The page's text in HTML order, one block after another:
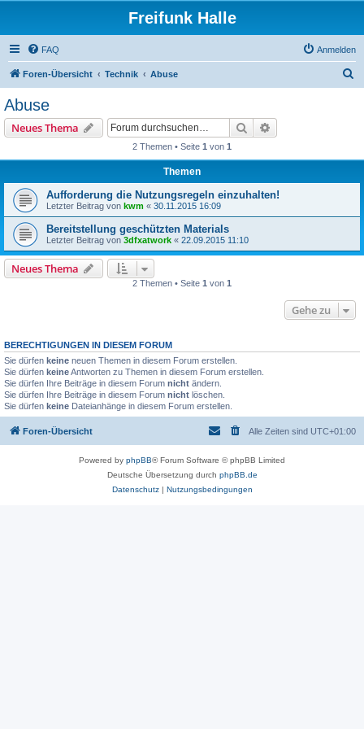
Freifunk Halle
FAQ Anmelden
Foren-Übersicht Technik Abuse
Abuse
Neues Thema Suche
2 Themen • Seite 1 von 1
Themen
Aufforderung die Nutzungsregeln einzuhalten!
Letzter Beitrag von kwm « 30.11.2015 16:09
Bereitstellung geschützten Materials
Letzter Beitrag von 3dfxatwork « 22.09.2015 11:10
Neues Thema
2 Themen • Seite 1 von 1
Gehe zu
BERECHTIGUNGEN IN DIESEM FORUM
Sie dürfen keine neuen Themen in diesem Forum erstellen.
Sie dürfen keineAntworten zu Themen in diesem Forum erstellen.
Sie dürfen Ihre Beiträge in diesem Forum nicht ändern.
Sie dürfen Ihre Beiträge in diesem Forum nicht löschen.
Sie dürfen keine Dateianhänge in diesem Forum erstellen.
Foren-Übersicht Alle Zeiten sind UTC+01:00
Powered by phpBB® Forum Software © phpBB Limited
Deutsche Übersetzung durch phpBB.de
Datenschutz| Nutzungsbedingungen